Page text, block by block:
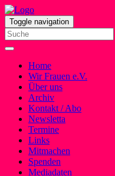
Toggle navigation
Home
Wir Frauen e.V.
Über uns
Archiv
Kontakt / Abo
Newsletta
Termine
Links
Mitmachen
Spenden
Mediadaten